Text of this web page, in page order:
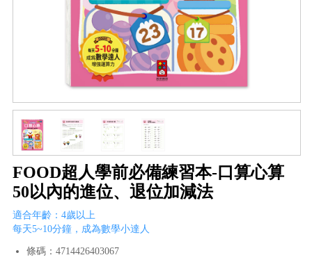
FOOD超人學前必備練習本-口算心算
50以內的進位、退位加減法
適合年齡：4歲以上
每天5~10分鐘，成為數學小達人
條碼：4714426403067